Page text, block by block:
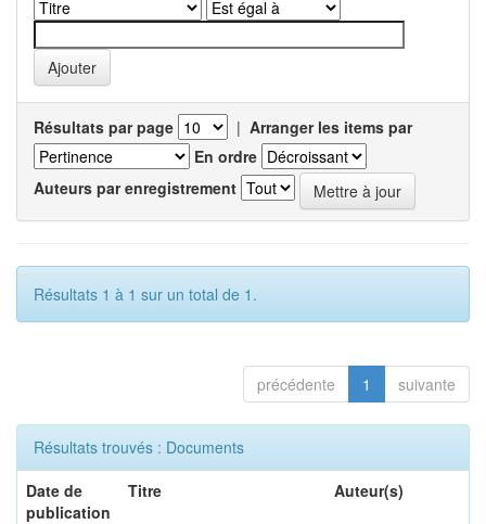
Résultats par page | Arranger les items par
En ordre
Auteurs par enregistrement
Résultats 1 à 1 sur un total de 1.
précédente 1 suivante
Résultats trouvés : Documents
Date de
publication
Titre Auteur(s)